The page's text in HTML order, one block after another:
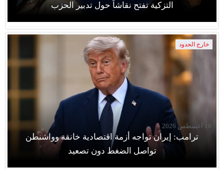
التزكية تفتح نقاشاً حول تدبير الحزب
خارج الحدود
ترامب: إيران تواجه أزمة اقتصادية خانقة وواشنطن
تواصل الضغط دون تصعيد
10 أغسطس 2026